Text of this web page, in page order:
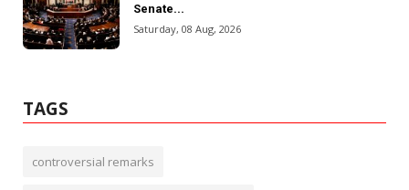
Senate...
Saturday, 08 Aug, 2026
TAGS
controversial remarks